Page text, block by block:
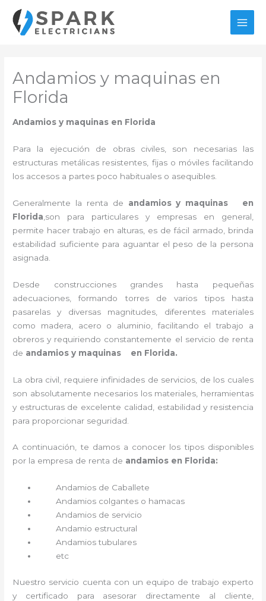
contenido
Andamios y maquinas en
Florida
Andamios y maquinas en Florida
Para la ejecución de obras civiles, son necesarias las
estructuras metálicas resistentes, fijas o móviles facilitando
los accesos a partes poco habituales o asequibles.
Generalmente la renta de andamios y maquinas en
Florida ,son para particulares y empresas en general,
permite hacer trabajo en alturas, es de fácil armado, brinda
estabilidad suficiente para aguantar el peso de la persona
asignada.
Desde construcciones grandes hasta pequeñas
adecuaciones, formando torres de varios tipos hasta
pasarelas y diversas magnitudes, diferentes materiales
como madera, acero o aluminio, facilitando el trabajo a
obreros y requiriendo constantemente el servicio de renta
de andamios y maquinas en Florida.
La obra civil, requiere infinidades de servicios, de los cuales
son absolutamente necesarios los materiales, herramientas
y estructuras de excelente calidad, estabilidad y resistencia
para proporcionar seguridad.
A continuación, te damos a conocer los tipos disponibles
por la empresa de renta de andamios en Florida:
Andamios de Caballete
Andamios colgantes o hamacas
Andamios de servicio
Andamio estructural
Andamios tubulares
etc
Nuestro servicio cuenta con un equipo de trabajo experto
y certificado para asesorar directamente al cliente,